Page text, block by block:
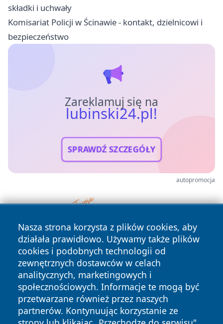
składki i uchwały
Komisariat Policji w Ścinawie - kontakt, dzielnicowi i
bezpieczeństwo
Zareklamuj się na
lubinski24.pl!
SPRAWDŹ SZCZEGÓŁY
autopromocja
Nasza strona korzysta z plików cookies, aby
działała prawidłowo. Używamy także plików
cookies i podobnych technologii od
zewnętrznych dostawców w celach
analitycznych, marketingowych i
społecznościowych. Informacje te mogą być
przetwarzane również przez naszych
partnerów. Kontynuując korzystanie ze
Copyright © 2026 lubinski24.pl Wszystkie prawa zastrzeżone.